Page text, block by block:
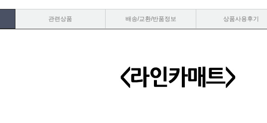
관련상품 배송/교환/반품정보 상품사용후기